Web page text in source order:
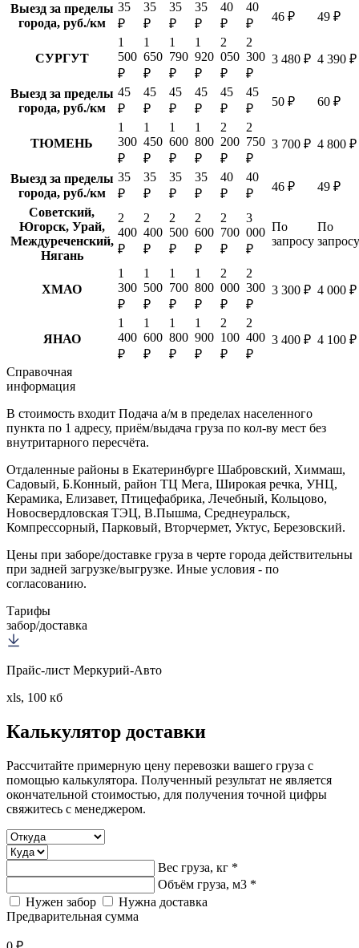
Выезд за пределы
города, руб./км
35
₽
35
₽
35
₽
35
₽
40
₽
40
₽
46 ₽ 49 ₽
СУРГУТ
1
500
₽
1
650
₽
1
790
₽
1
920
₽
2
050
₽
2
300
₽
3 480 ₽ 4 390 ₽
Выезд за пределы
города, руб./км
45
₽
45
₽
45
₽
45
₽
45
₽
45
₽
50 ₽ 60 ₽
ТЮМЕНЬ
1
300
₽
1
450
₽
1
600
₽
1
800
₽
2
200
₽
2
750
₽
3 700 ₽ 4 800 ₽
Выезд за пределы
города, руб./км
35
₽
35
₽
35
₽
35
₽
40
₽
40
₽
46 ₽
49 ₽
Советский,
Югорск, Урай,
Междуреченский,
Нягань
2
400
₽
2
400
₽
2
500
₽
2
600
₽
2
700
₽
3
000
₽
По
запросу
По
запросу
ХМАО
1
300
₽
1
500
₽
1
700
₽
1
800
₽
2
000
₽
2
300
₽
3 300 ₽ 4 000 ₽
ЯНАО
1
400
₽
1
600
₽
1
800
₽
1
900
₽
2
100
₽
2
400
₽
3 400 ₽ 4 100 ₽
Справочная
информация
В стоимость входит Подача а/м в пределах населенного
пункта по 1 адресу, приём/выдача груза по кол-ву мест без
внутритарного пересчёта.
Отдаленные районы в Екатеринбурге Шабровский, Химмаш,
Садовый, Б.Конный, район ТЦ Мега, Широкая речка, УНЦ,
Керамика, Елизавет, Птицефабрика, Лечебный, Кольцово,
Новосвердловская ТЭЦ, В.Пышма, Среднеуральск,
Компрессорный, Парковый, Вторчермет, Уктус, Березовский.
Цены при заборе/доставке груза в черте города действительны
при задней загрузке/выгрузке. Иные условия - по
согласованию.
Тарифы
забор/доставка
Прайс-лист Меркурий-Авто
xls, 100 кб
Калькулятор доставки
Рассчитайте примерную цену перевозки вашего груза с
помощью калькулятора. Полученный результат не является
окончательной стоимостью, для получения точной цифры
свяжитесь с менеджером.
Вес груза, кг *
Объём груза, м3 *
Нужен забор
Нужна доставка
Предварительная сумма